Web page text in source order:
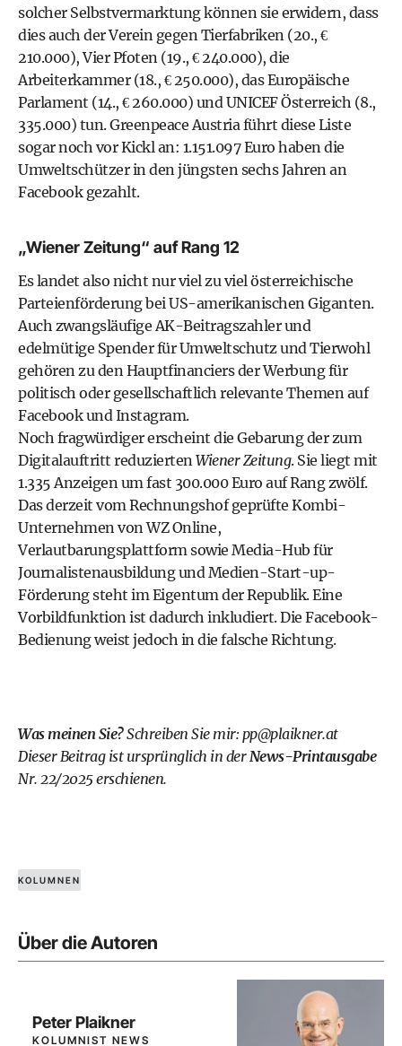
solcher Selbstvermarktung können sie erwidern, dass
dies auch der Verein gegen Tierfabriken (20., €
210.000), Vier Pfoten (19., € 240.000), die
Arbeiterkammer (18., € 250.000), das Europäische
Parlament (14., € 260.000) und UNICEF Österreich (8.,
335.000) tun. Greenpeace Austria führt diese Liste
sogar noch vor Kickl an: 1.151.097 Euro haben die
Umweltschützer in den jüngsten sechs Jahren an
Facebook gezahlt.
„Wiener Zeitung“ auf Rang 12
Es landet also nicht nur viel zu viel österreichische
Parteienförderung bei US-amerikanischen Giganten.
Auch zwangsläufige AK-Beitragszahler und
edelmütige Spender für Umweltschutz und Tierwohl
gehören zu den Hauptfinanciers der Werbung für
politisch oder gesellschaftlich relevante Themen auf
Facebook und Instagram.
Noch fragwürdiger erscheint die Gebarung der zum
Digitalauftritt reduziertenWiener Zeitung. Sie liegt mit
1.335 Anzeigen um fast 300.000 Euro auf Rang zwölf.
Das derzeit vom Rechnungshof geprüfte Kombi-
Unternehmen von WZ Online,
Verlautbarungsplattform sowie Media-Hub für
Journalistenausbildung und Medien-Start-up-
Förderung steht im Eigentum der Republik. Eine
Vorbildfunktion ist dadurch inkludiert. Die Facebook-
Bedienung weist jedoch in die falsche Richtung.
Was meinen Sie?Schreiben Sie mir: pp@plaikner.at
Dieser Beitrag ist ursprünglich in derNews-Printausgabe
Nr. 22/2025 erschienen.
KOLUMNEN
Über die Autoren
Peter Plaikner
KOLUMNIST NEWS